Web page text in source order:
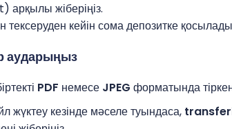
арқылы жіберіңіз.
тексеруден кейін сома депозитке
аударыңыз
PDF немесе JPEG форматында
жүктеу кезінде мәселе туындаса,